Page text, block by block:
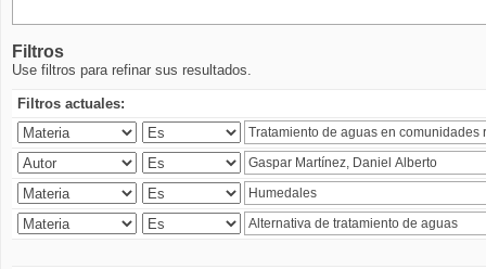
Filtros
Use filtros para refinar sus resultados.
Filtros actuales: